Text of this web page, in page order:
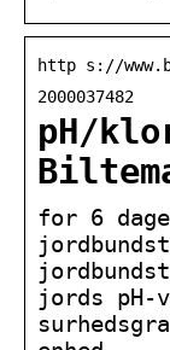
http s://
2000037482
pH/
for 6
jords pH-